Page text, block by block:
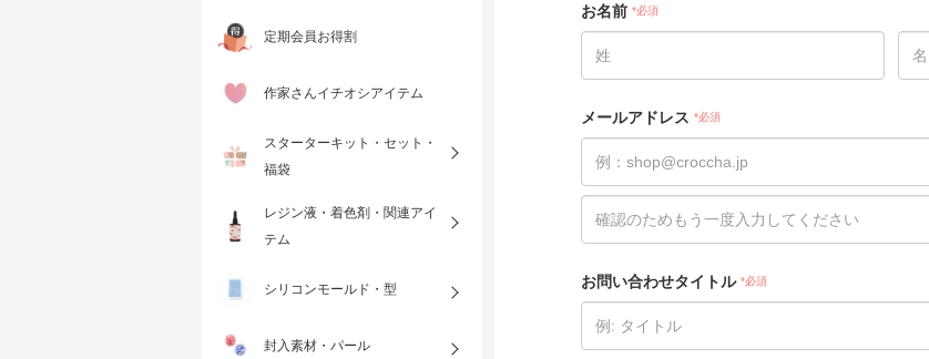
定期会員お得割
作家さんイチオシアイテム
スターターキット・セット・
福袋
レジン液・着色剤・関連アイ
テム
シリコンモールド・型
封入素材・パール
お名前 *必須
メールアドレス *必須
お問い合わせタイトル *必須